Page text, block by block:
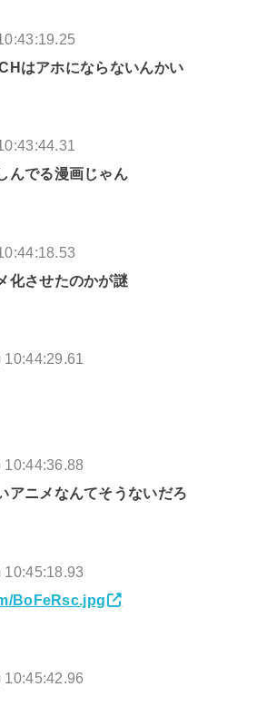
はアホにならないんかい
んでる漫画じゃん
化させたのかが謎
10:44:29.61
10:44:36.88
アニメなんてそうないだろ
10:45:18.93
BoFeRsc.jpg
10:45:42.96